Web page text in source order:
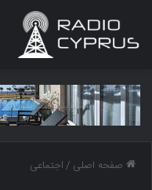
صفحه اصلی /اجتماعی